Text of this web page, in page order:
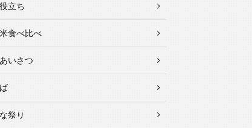
立ち
食べ比べ
いさつ
祭り